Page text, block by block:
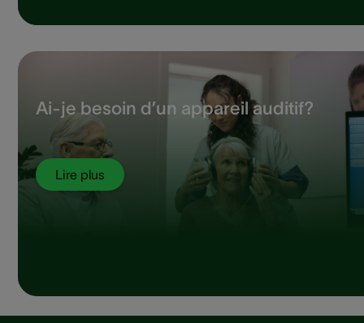
Ai-je besoin d’un appareil auditif?
Lire plus